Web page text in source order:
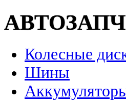
Колесные
Шины